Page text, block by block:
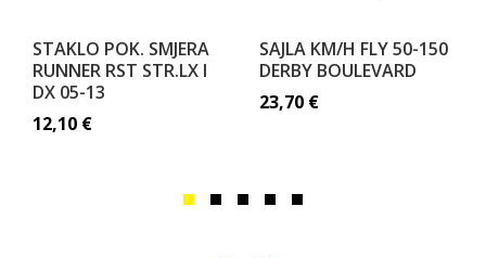
STAKLO POK. SMJERA
RUNNER RST STR.LX I
DX 05-13
12,10 €
SAJLA KM/H FLY 50-150
DERBY BOULEVARD
23,70 €